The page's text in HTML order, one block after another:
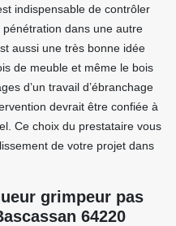
indispensable de contrôler
dans une autre
aussi une très bonne idée
de meuble et même le bois
d’un travail d’ébranchage
devrait être confiée à
Ce choix du prestataire vous
de votre projet dans
grimpeur pas
64220